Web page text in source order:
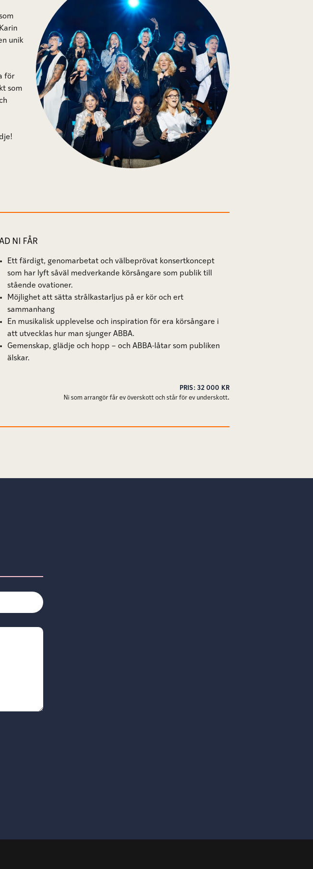
unik
för
som
NI FÅR
Ett färdigt, genomarbetat och välbeprövat konsertkoncept
som har lyft såväl medverkande körsångare som publik till
stående ovationer.
Möjlighet att sätta strålkastarljus på er kör och ert
sammanhang
En musikalisk upplevelse och inspiration för era körsångare i
att utvecklas hur man sjunger ABBA.
Gemenskap, glädje och hopp – och ABBA-låtar som publiken
älskar.
PRIS: 32 000 KR
Ni som arrangör får ev överskott och står för ev underskott.